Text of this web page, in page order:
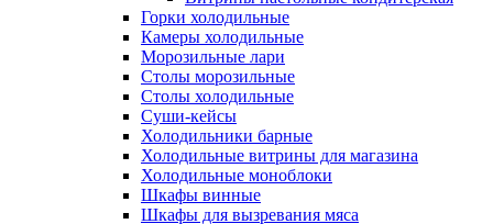
Горки холодильные
Камеры холодильные
Морозильные лари
Столы морозильные
Столы холодильные
Суши-кейсы
Холодильники барные
Холодильные витрины для магазина
Холодильные моноблоки
Шкафы винные
Шкафы для вызревания мяса